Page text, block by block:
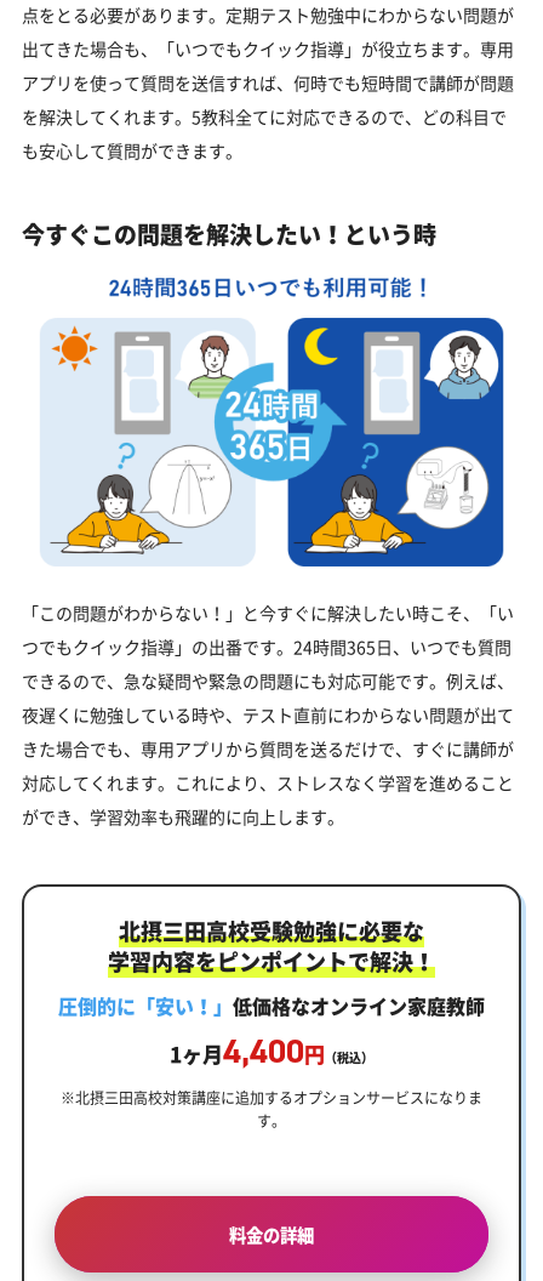
点をとる必要があります。定期テスト勉強中にわからない問題が
出てきた場合も、「いつでもクイック指導」が役立ちます。専用
アプリを使って質問を送信すれば、何時でも短時間で講師が問題
を解決してくれます。5教科全てに対応できるので、どの科目で
も安心して質問ができます。
今すぐこの問題を解決したい！という時
「この問題がわからない！」と今すぐに解決したい時こそ、「い
つでもクイック指導」の出番です。24時間365日、いつでも質問
できるので、急な疑問や緊急の問題にも対応可能です。例えば、
夜遅くに勉強している時や、テスト直前にわからない問題が出て
きた場合でも、専用アプリから質問を送るだけで、すぐに講師が
対応してくれます。これにより、ストレスなく学習を進めること
ができ、学習効率も飛躍的に向上します。
北摂三田高校受験勉強に必要な
学習内容をピンポイントで解決！
圧倒的に「安い！」 低価格なオンライン家庭教師
1ヶ月4,400円 （税込）
※北摂三田高校対策講座に追加するオプションサービスになりま
す。
料金の詳細